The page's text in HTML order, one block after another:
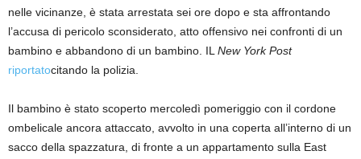
nelle vicinanze, è stata arrestata sei ore dopo e sta affrontando
l’accusa di pericolo sconsiderato, atto offensivo nei confronti di un
bambino e abbandono di un bambino. IL New York Post
riportatocitando la polizia.
Il bambino è stato scoperto mercoledì pomeriggio con il cordone
ombelicale ancora attaccato, avvolto in una coperta all’interno di un
sacco della spazzatura, di fronte a un appartamento sulla East